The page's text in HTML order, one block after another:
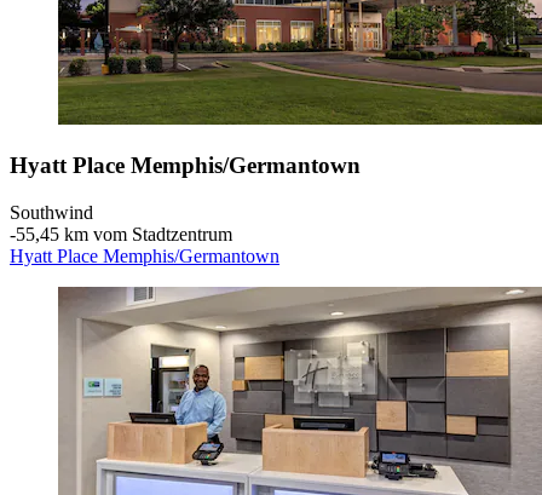
Hyatt Place Memphis/Germantown
Southwind
‐55,45 km vom Stadtzentrum
Hyatt Place Memphis/Germantown